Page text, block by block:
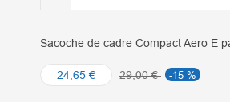
Sacoche de cadre Compact Aero E
24,65 € 29,00 € -15 %